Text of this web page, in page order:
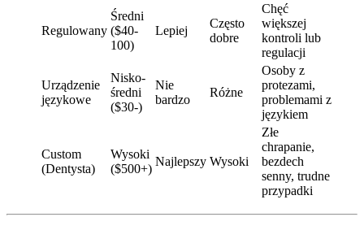
Regulowany
Średni
($40-
100)
Lepiej
Często
dobre
Chęć
większej
kontroli lub
regulacji
Urządzenie
językowe
Nisko-
średni
($30-)
Nie
bardzo
Różne
Osoby z
protezami,
problemami z
językiem
Custom
(Dentysta)
Wysoki
($500+)
Najlepszy Wysoki
Złe
chrapanie,
bezdech
senny, trudne
przypadki